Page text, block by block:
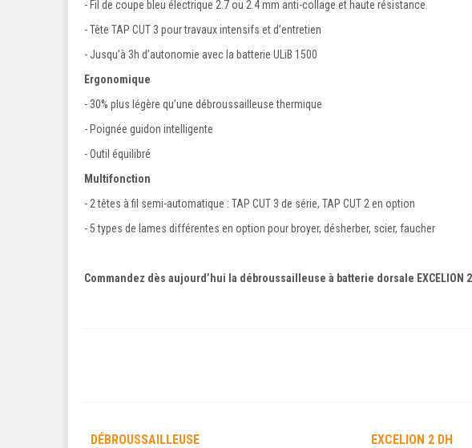
- Fil de coupe bleu électrique 2.7 ou 2.4 mm anti-collage et haute résistance
- Tête TAP CUT 3 pour travaux intensifs et d’entretien
- Jusqu’à 3h d’autonomie avec la batterie ULiB 1500
Ergonomique
- 30% plus légère qu’une débroussailleuse thermique
- Poignée guidon intelligente
- Outil équilibré
Multifonction
- 2 têtes à fil semi-automatique : TAP CUT 3 de série, TAP CUT 2 en option
- 5 types de lames différentes en option pour broyer, désherber, scier, faucher
Commandez dès aujourd’hui la débroussailleuse à batterie dorsale EXCELION 2
DÉBROUSSAILLEUSE
EXCELION 2 DH